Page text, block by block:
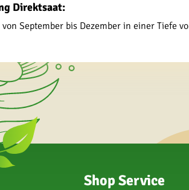
Direktsaat:
von September bis Dezember in einer Tiefe
Shop Service